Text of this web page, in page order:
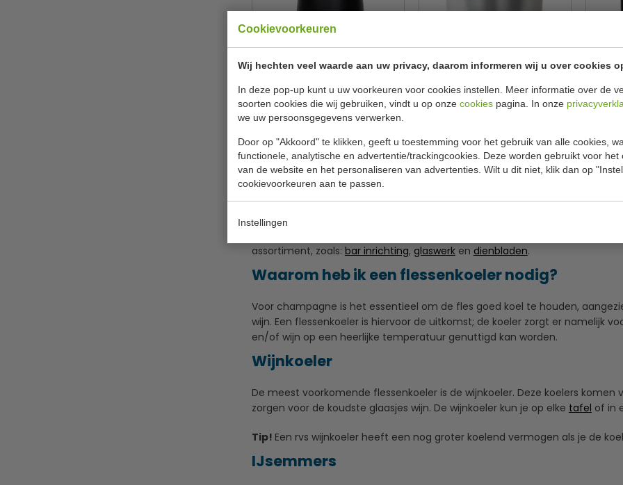
Cookievoorkeuren
Wij hechten veel waarde aan uw privacy, daarom informeren wij u over cookies
In deze pop-up kunt u uw voorkeuren voor cookies instellen. Meer informatie over de
soorten cookies die wij gebruiken, vindt u op onze cookies pagina. In onze
we uw persoonsgegevens verwerken.
Door op "Akkoord" te klikken, geeft u toestemming voor het gebruik van alle cookies,
functionele, analytische en advertentie/trackingcookies. Deze worden gebruikt voor het
van de website en het personaliseren van advertenties. Wilt u dit niet, klik dan op
cookievoorkeuren aan te passen.
Instellingen
| H21 x Ø 16 cm
Vacu VinCD411
€ 27,49 € 26,00
Bekijken
dubbelwandig | inhoud 10 liter
| H22 x Ø 29 cm
€ 33,49 € 31,00
Bekijken
Een onmisbaar item om in uw zaak te hebben is de wijn- & flessenkoeler!
champagnekoelers en champagne bowls of ook wel champagneschalen.
assortiment, zoals: bar inrichting, glaswerken dienbladen.
Waarom heb ik een flessenkoeler nodig?
Voor champagne is het essentieel om de fles goed koel te houden,
wijn. Een flessenkoeler is hiervoor de uitkomst; de koeler zorgt er namelijk
en/of wijn op een heerlijke temperatuur genuttigd kan worden.
Wijnkoeler
De meest voorkomende flessenkoeler is de wijnkoeler. Deze koelers
zorgen voor de koudste glaasjes wijn. De wijnkoeler kun je op elke tafel of in
Tip! Een rvs wijnkoeler heeft een nog groter koelend vermogen als je de
IJsemmers